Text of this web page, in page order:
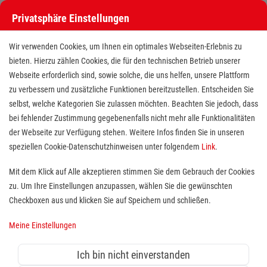
Freiwilligendienst (FSJ/BFD)
Lager & Logistik
Standort(e):Nürtingen
willkommen. Jeder findet bei uns die Tätigkeit, die ihn
besonders interessiert und gut zu ihm passt. Ein
Freiwilligendienst bei den Maltesern bietet die
Privatsphäre Einstellungen
Wir verwenden Cookies, um Ihnen ein optimales Webseiten-Erlebnis zu
bieten. Hierzu zählen Cookies, die für den technischen Betrieb unserer
Webseite erforderlich sind, sowie solche, die uns helfen, unsere Plattform
zu verbessern und zusätzliche Funktionen bereitzustellen. Entscheiden Sie
selbst, welche Kategorien Sie zulassen möchten. Beachten Sie jedoch, dass
bei fehlender Zustimmung gegebenenfalls nicht mehr alle Funktionalitäten
der Webseite zur Verfügung stehen. Weitere Infos finden Sie in unseren
speziellen Cookie-Datenschutzhinweisen unter folgendem Link.
Mit dem Klick auf Alle akzeptieren stimmen Sie dem Gebrauch der Cookies
zu. Um Ihre Einstellungen anzupassen, wählen Sie die gewünschten
Checkboxen aus und klicken Sie auf Speichern und schließen.
Meine Einstellungen
Ich bin nicht einverstanden